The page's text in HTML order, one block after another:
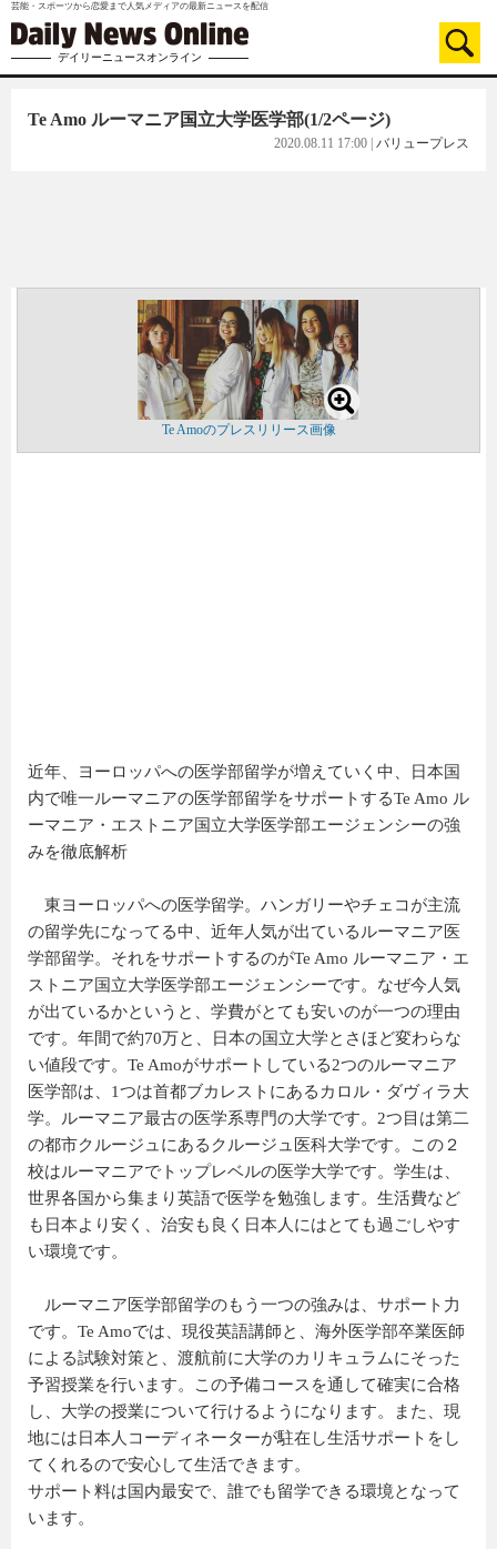
芸能・スポーツから恋愛まで人気メディアの最新ニュースを配信
デイリーニュースオンライン
Te Amo ルーマニア国立大学医学部(1/2ページ)
2020.08.11 17:00 バリュープレス
Te Amoのプレスリリース画像
近年、ヨーロッパへの医学部留学が増えていく中、日本国
内で唯一ルーマニアの医学部留学をサポートするTe Amo ル
ーマニア・エストニア国立大学医学部エージェンシーの強
みを徹底解析
東ヨーロッパへの医学留学。ハンガリーやチェコが主流
の留学先になってる中、近年人気が出ているルーマニア医
学部留学。それをサポートするのがTe Amo ルーマニア・エ
ストニア国立大学医学部エージェンシーです。なぜ今人気
が出ているかというと、学費がとても安いのが一つの理由
です。年間で約70万と、日本の国立大学とさほど変わらな
い値段です。Te Amoがサポートしている2つのルーマニア
医学部は、1つは首都ブカレストにあるカロル・ダヴィラ大
学。ルーマニア最古の医学系専門の大学です。2つ目は第二
の都市クルージュにあるクルージュ医科大学です。この２
校はルーマニアでトップレベルの医学大学です。学生は、
世界各国から集まり英語で医学を勉強します。生活費など
も日本より安く、治安も良く日本人にはとても過ごしやす
い環境です。
ルーマニア医学部留学のもう一つの強みは、サポート力
です。Te Amoでは、現役英語講師と、海外医学部卒業医師
による試験対策と、渡航前に大学のカリキュラムにそった
予習授業を行います。この予備コースを通して確実に合格
し、大学の授業について行けるようになります。また、現
地には日本人コーディネーターが駐在し生活サポートをし
てくれるので安心して生活できます。
サポート料は国内最安で、誰でも留学できる環境となって
います。